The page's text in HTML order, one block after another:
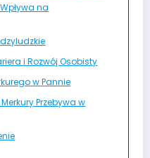
na
i Rozwój Osobisty
w Pannie
Przebywa w